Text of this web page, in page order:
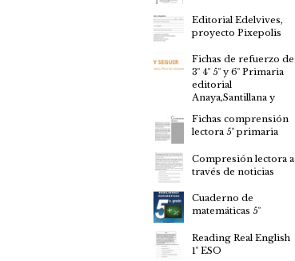
Editorial Edelvives,
proyecto Pixepolis
Fichas de refuerzo de
3º 4º 5º y 6º Primaria
editorial
Anaya,Santillana y
Fichas comprensión
lectora 5º primaria
Compresión lectora a
través de noticias
Cuaderno de
matemáticas 5º
Reading Real English
1º ESO